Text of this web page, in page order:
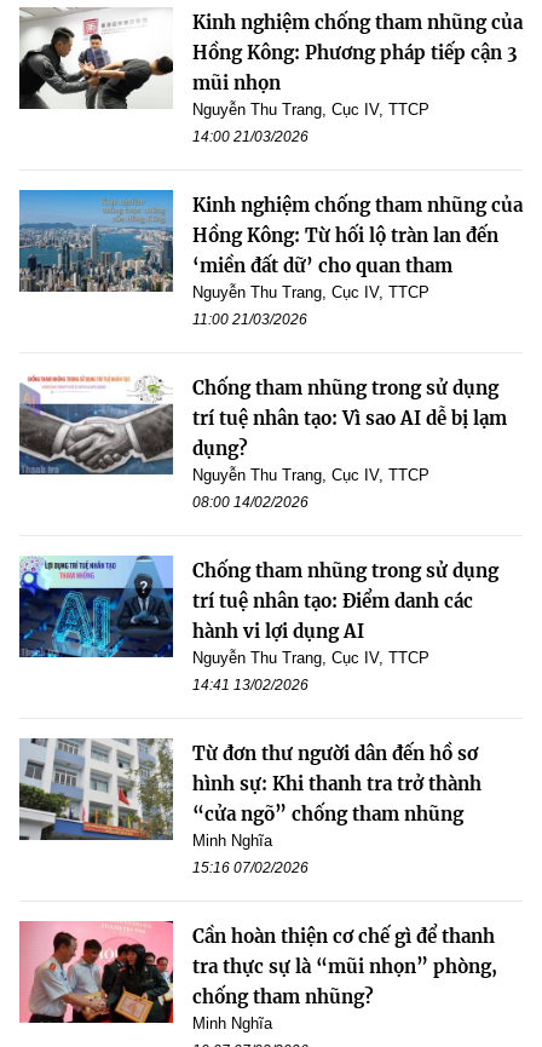
Kinh nghiệm chống tham nhũng của
Hồng Kông: Phương pháp tiếp cận 3
mũi nhọn
Nguyễn Thu Trang, Cục IV, TTCP
14:00 21/03/2026
Kinh nghiệm chống tham nhũng của
Hồng Kông: Từ hối lộ tràn lan đến
‘miền đất dữ’ cho quan tham
Nguyễn Thu Trang, Cục IV, TTCP
11:00 21/03/2026
Chống tham nhũng trong sử dụng
trí tuệ nhân tạo: Vì sao AI dễ bị lạm
dụng?
Nguyễn Thu Trang, Cục IV, TTCP
08:00 14/02/2026
Chống tham nhũng trong sử dụng
trí tuệ nhân tạo: Điểm danh các
hành vi lợi dụng AI
Nguyễn Thu Trang, Cục IV, TTCP
14:41 13/02/2026
Từ đơn thư người dân đến hồ sơ
hình sự: Khi thanh tra trở thành
“cửa ngõ” chống tham nhũng
Minh Nghĩa
15:16 07/02/2026
Cần hoàn thiện cơ chế gì để thanh
tra thực sự là “mũi nhọn” phòng,
chống tham nhũng?
Minh Nghĩa